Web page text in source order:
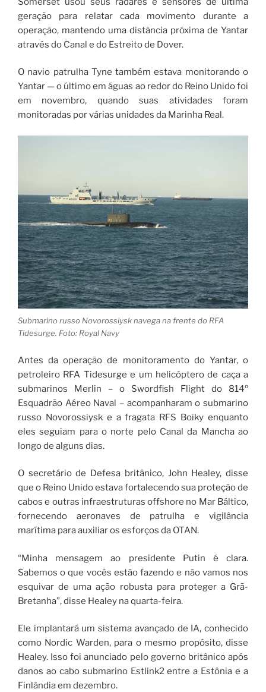
geração para relatar cada movimento durante a
operação, mantendo uma distância próxima de Yantar
através do Canal e do Estreito de Dover.
O navio patrulha Tyne também estava monitorando o
Yantar — o último em águas ao redor do Reino Unido foi
em novembro, quando suas atividades foram
monitoradas por várias unidades da Marinha Real.
Submarino russo Novorossiysk navega na frente do RFA
Tidesurge. Foto: Royal Navy
Antes da operação de monitoramento do Yantar, o
petroleiro RFA Tidesurge e um helicóptero de caça a
submarinos Merlin – o Swordfish Flight do 814º
Esquadrão Aéreo Naval – acompanharam o submarino
russo Novorossiysk e a fragata RFS Boiky enquanto
eles seguiam para o norte pelo Canal da Mancha ao
longo de alguns dias.
O secretário de Defesa britânico, John Healey, disse
que o Reino Unido estava fortalecendo sua proteção de
cabos e outras infraestruturas offshore no Mar Báltico,
fornecendo aeronaves de patrulha e vigilância
marítima para auxiliar os esforços da OTAN.
“Minha mensagem ao presidente Putin é clara.
Sabemos o que vocês estão fazendo e não vamos nos
esquivar de uma ação robusta para proteger a Grã-
Bretanha”, disse Healey na quarta-feira.
Ele implantará um sistema avançado de IA, conhecido
como Nordic Warden, para o mesmo propósito, disse
Healey. Isso foi anunciado pelo governo britânico após
danos ao cabo submarino Estlink2 entre a Estônia e a
Finlândia em dezembro.